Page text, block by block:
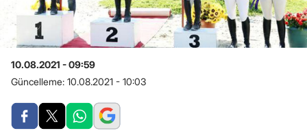
10.08.2021 - 09:59
Güncelleme: 10.08.2021 - 10:03